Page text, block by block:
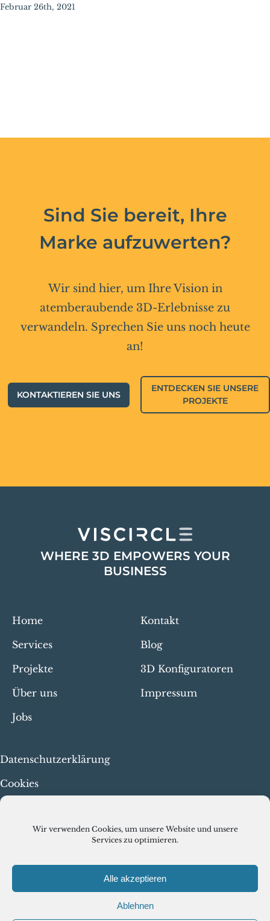
Wir verwenden Cookies, um unsere Website und unsere
Services zu optimieren.
Alle akzeptieren
Ablehnen
Februar 26th, 2021
Sind Sie bereit, Ihre
Marke aufzuwerten?
Wir sind hier, um Ihre Vision in
atemberaubende 3D-Erlebnisse zu
verwandeln. Sprechen Sie uns noch heute
an!
KONTAKTIEREN SIE UNS
ENTDECKEN SIE UNSERE
PROJEKTE
WHERE 3D EMPOWERS YOUR
BUSINESS
Home
Services
Projekte
Über uns
Jobs
Kontakt
Blog
3D Konfiguratoren
Impressum
Datenschutzerklärung
Cookies